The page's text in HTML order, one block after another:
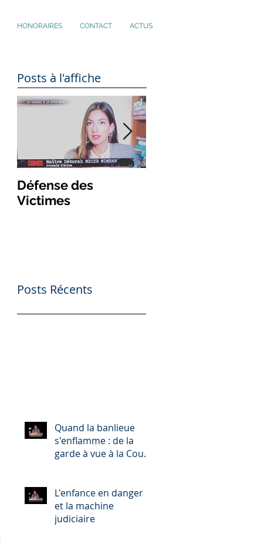
HONORAIRES CONTACT ACTUS
Posts à l'affiche
Défense des
Victimes
Posts Récents
Quand la banlieue
s'enflamme : de la
garde à vue à la Cour
L'enfance en danger
et la machine
judiciaire